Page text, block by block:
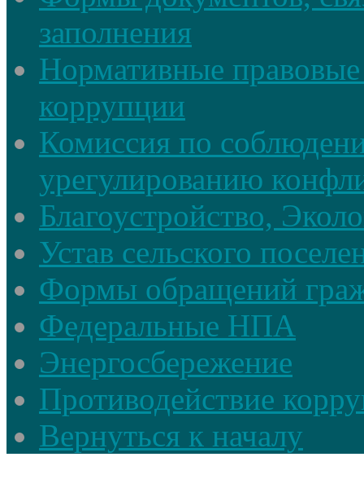
заполнения
Нормативные
коррупции
Комиссия по
урегулированию
Благоустройство,
Устав сельского
Формы обращений
Федеральные НПА
Энергосбережение
Противодействие
Вернуться к началу